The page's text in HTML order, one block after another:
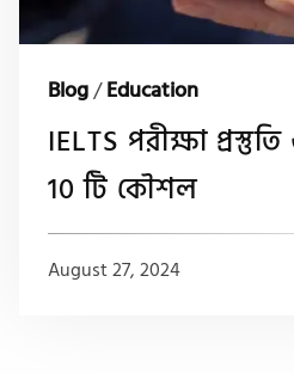
Blog/Education
IELTS পরীক্ষা
10 টি কৌশল
August 27, 2024